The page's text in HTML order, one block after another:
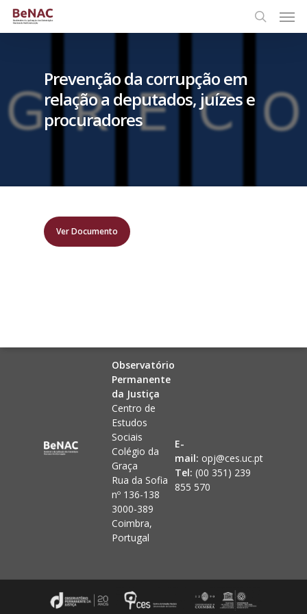
Prevenção da corrupção em
relação a deputados, juízes e
procuradores
Ver Documento
Observatório
Permanente
da Justiça
Centro de
Estudos
Sociais
Colégio da
Graça
Rua da Sofia
nº 136-138
3000-389
Coimbra,
Portugal
E-
mail: opj@ces.uc.pt
Tel: (00 351) 239
855 570